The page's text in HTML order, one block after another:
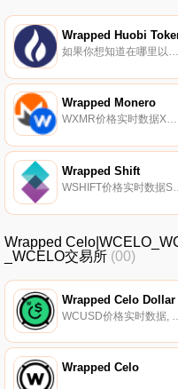
Wrapped Huobi
Wrapped Monero
WXMR价格实时数据XMR>；wXMR解锁XMR的价值,为XMR提供流动性和用例,并在uniswap和erc-20区块链上自由使用WXMR.
Wrapped Shift
WSHIFT价格实时数据ShiftNrg将区块链技术的透明性、不变性和去中心化与分布式托管相结合
Wrapped
_WCELO交易所 (00)
Wrapped Celo Dollar
Wrapped Celo